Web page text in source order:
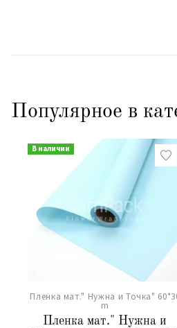
Популярное в
В наличии
Пленка мат." Нужна и Точка"
m
Пленка мат." Нужна и